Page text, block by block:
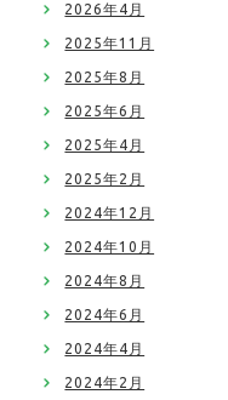
2026年4月
2025年11月
2025年8月
2025年6月
2025年4月
2025年2月
2024年12月
2024年10月
2024年8月
2024年6月
2024年4月
2024年2月